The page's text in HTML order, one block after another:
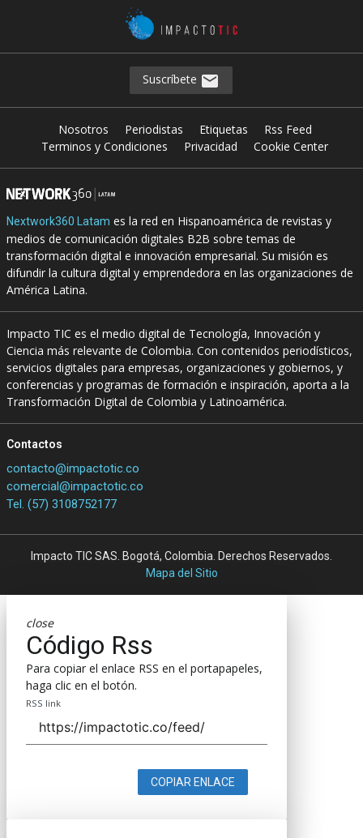
Suscríbete
Nosotros Periodistas Etiquetas
Rss Feed
Terminos y Condiciones
Privacidad Cookie Center
Nextwork360 Latam es la red en Hispanoamérica de revistas y
medios de comunicación digitales B2B sobre temas de
transformación digital e innovación empresarial. Su misión es
difundir la cultura digital y emprendedora en las organizaciones de
América Latina.
Impacto TIC es el medio digital de Tecnología, Innovación y
Ciencia más relevante de Colombia. Con contenidos periodísticos,
servicios digitales para empresas, organizaciones y gobiernos, y
conferencias y programas de formación e inspiración, aporta a la
Transformación Digital de Colombia y Latinoamérica.
Contactos
contacto@impactotic.co
comercial@impactotic.co
Tel. (57) 3108752177
Impacto TIC SAS. Bogotá, Colombia. Derechos Reservados.
Mapa del Sitio
close
Código Rss
Para copiar el enlace RSS en el portapapeles,
haga clic en el botón.
RSS link
COPIAR ENLACE